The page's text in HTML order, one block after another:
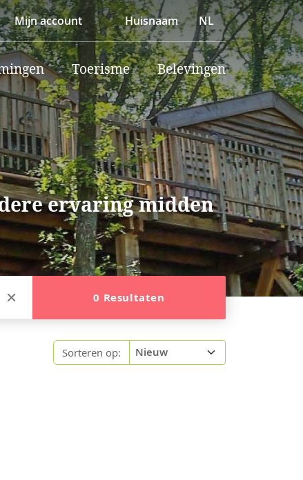
Mijn account Huisnaam NL
Toerisme Belevingen
ervaring midden
0 Resultaten
Sorteren op: